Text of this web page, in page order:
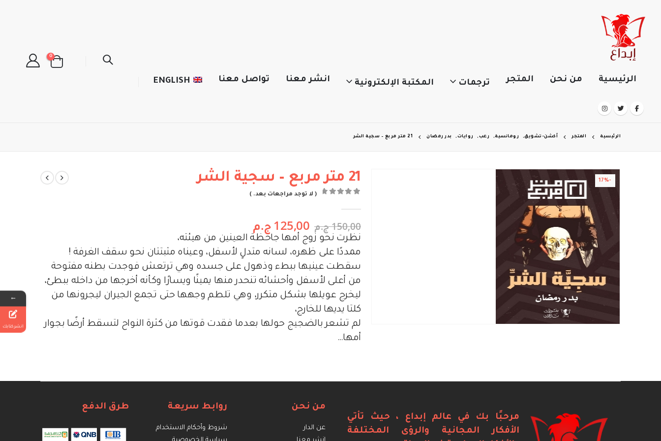
الرئيسية من نحن المتجر ترجمات المكتبة الإلكترونية انشر معنا تواصل معنا ENGLISH
0
الرئيسية المتجر أكشن-تشويق, رومانسية, رعب , روايات , بدر رمضان 21 متر مربع – سجية الشر
-17% 21 متر مربع – سجية الشر
( لا توجد مراجعات بعد. )
150,00ج.م 125,00 ج.م
نظرت نحو زوج أمها جاحظة العينين من هيئته،
ممددًا على ظهره، لسانه متدلٍ لأسفل، وعيناه مثبتتان نحو سقف الغرفة !
سقطت عينيها ببطء وذهول على جسده وهي ترتعش فوجدت بطنه مفتوحة
من أعلى لأسفل وأحشائه تنحدر منها يمينًا ويسارًا وكأنه أخرجها من داخله ببطئ،
ليخرج عويلها بشكل متكرر، وهي تلطم وجهها حتى تجمع الجيران ليجرونها من
كلتا يديها للخارج،
لم تشعر بالضجيج حولها بعدما فقدت قوتها من كثرة النواح لتسقط أرضًا بجوار
أمها…
مرحبًا بك في عالم إبداع ، حيث تأتي
الأفكار المجانية والرؤى المختلفة
من نحن
عن الدار
روابط سريعة
شروط وأحكام الاستخدام
طرق الدفع
←
انشر كتابك